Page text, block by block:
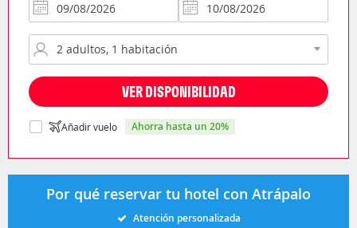
VER DISPONIBILIDAD
Añadir vuelo ahorra hasta un 20%
Por qué reservar tu hotel con Atrápalo
Atención personalizada